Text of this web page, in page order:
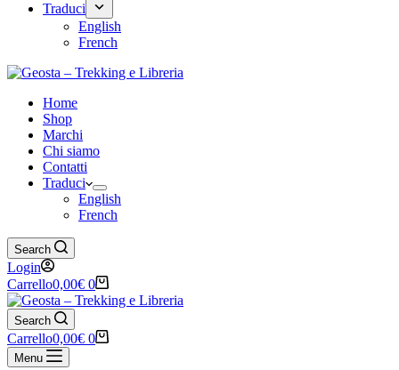
Traduci
English
French
Home
Shop
Marchi
Chi siamo
Contatti
Traduci
English
French
Search
Login
Carrello0,00€ 0
Search
Carrello0,00€ 0
Menu